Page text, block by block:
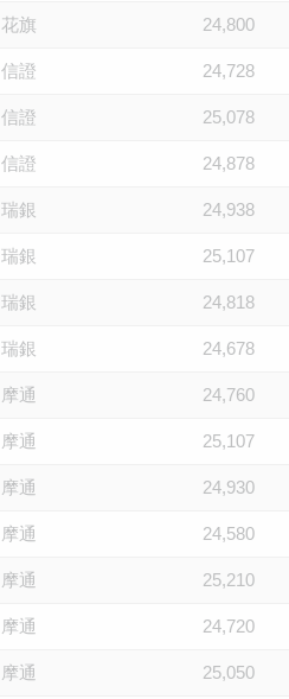
花旗 24,800
信證 24,728
信證 25,078
信證 24,878
瑞銀 24,938
瑞銀 25,107
瑞銀 24,818
瑞銀 24,678
摩通 24,760
摩通 25,107
摩通 24,930
摩通 24,580
摩通 25,210
摩通 24,720
摩通 25,050